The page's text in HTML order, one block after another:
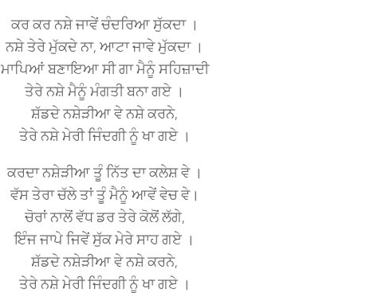
ਕਰ ਕਰ ਨਸ਼ੇ ਜਾਵੇਂ ਚੰਦਰਿਆ ਸੁੱਕਦਾ ।
ਨਸ਼ੇ ਤੇਰੇ ਮੁੱਕਦੇ ਨਾ, ਆਟਾ ਜਾਵੇ ਮੁੱਕਦਾ ।
ਮਾਪਿਆਂ ਬਣਾਇਆ ਸੀ ਗਾ ਮੈਨੂੰ ਸਹਿਜ਼ਾਦੀ
ਤੇਰੇ ਨਸ਼ੇ ਮੈਨੂੰ ਮੰਗਤੀ ਬਨਾ ਗਏ ।
ਸ਼ੱਡਦੇ ਨਸ਼ੇੜੀਆ ਵੇ ਨਸ਼ੇ ਕਰਨੇ,
ਤੇਰੇ ਨਸ਼ੇ ਮੇਰੀ ਜਿੰਦਗੀ ਨੂੰ ਖਾ ਗਏ ।
ਕਰਦਾ ਨਸ਼ੇੜੀਆ ਤੂੰ ਨਿੱਤ ਦਾ ਕਲੇਸ਼ ਵੇ ।
ਵੱਸ ਤੇਰਾ ਚੱਲੇ ਤਾਂ ਤੂੰ ਮੈਨੂੰ ਆਵੇਂ ਵੇਚ ਵੇ।
ਚੋਰਾਂ ਨਾਲੋਂ ਵੱਧ ਡਰ ਤੇਰੇ ਕੋਲੋਂ ਲੱਗੇ,
ਇੰਜ ਜਾਪੇ ਜਿਵੇਂ ਸੁੱਕ ਮੇਰੇ ਸਾਹ ਗਏ ।
ਸ਼ੱਡਦੇ ਨਸ਼ੇੜੀਆ ਵੇ ਨਸ਼ੇ ਕਰਨੇ,
ਤੇਰੇ ਨਸ਼ੇ ਮੇਰੀ ਜਿੰਦਗੀ ਨੂੰ ਖਾ ਗਏ ।